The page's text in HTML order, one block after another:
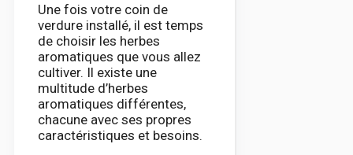
Une fois votre coin de
verdure installé, il est temps
de choisir les herbes
aromatiques que vous allez
cultiver. Il existe une
multitude d’herbes
aromatiques différentes,
chacune avec ses propres
caractéristiques et besoins.